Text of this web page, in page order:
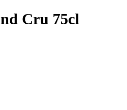
Cru 75cl